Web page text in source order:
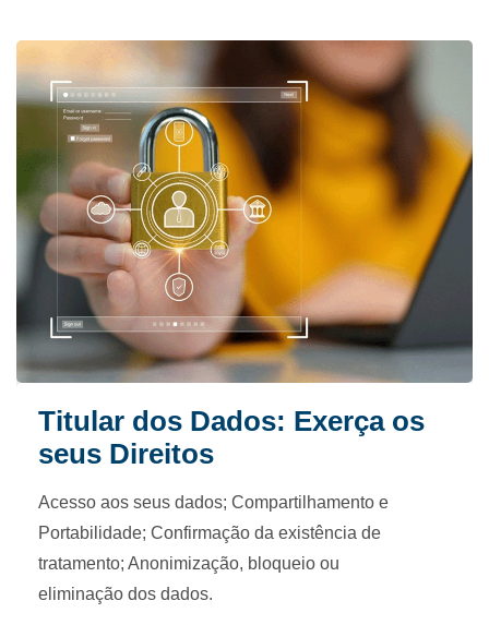
Titular dos Dados: Exerça os
seus Direitos
Acesso aos seus dados; Compartilhamento e
Portabilidade; Confirmação da existência de
tratamento; Anonimização, bloqueio ou
eliminação dos dados.